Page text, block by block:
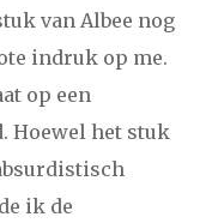
november
mei juni juli
van Albee nog
indruk op me.
op een
Hoewel het stuk
ik de